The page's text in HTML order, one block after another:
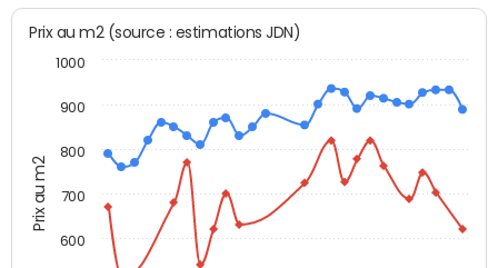
Prix au m2
Prix au m2 (source : estimations JDN)
600
700
800
900
1000